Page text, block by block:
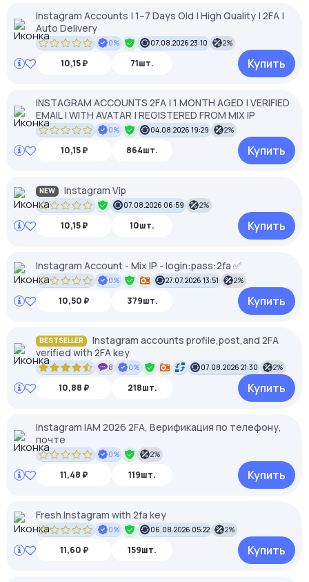
Instagram Accounts | 1–7 Days Old | High Quality | 2FA |
Auto Delivery
0% 07.08.2026 23:10 2%
10,15 ₽ 71шт. Купить
INSTAGRAM ACCOUNTS 2FA | 1 MONTH AGED | VERIFIED
EMAIL | WITH AVATAR | REGISTERED FROM MIX IP
0% 04.08.2026 19:29 2%
10,15 ₽ 864шт. Купить
NEW Instagram Vip
07.08.2026 06:59 2%
10,15 ₽ 10шт. Купить
Instagram Account - Mix IP - login:pass:2fa ✅
0% 27.07.2026 13:51 2%
10,50 ₽ 379шт. Купить
BESTSELLER
Instagram accounts profile,post,and 2FA
verified with 2FA key
8 0% 07.08.2026 21:30 2%
10,88 ₽ 218шт. Купить
Instagram IAM 2026 2FA, Верификация по телефону,
почте
0% 2%
11,48 ₽ 119шт. Купить
Fresh Instagram with 2fa key
0% 06.08.2026 05:22 2%
11,60 ₽ 159шт. Купить